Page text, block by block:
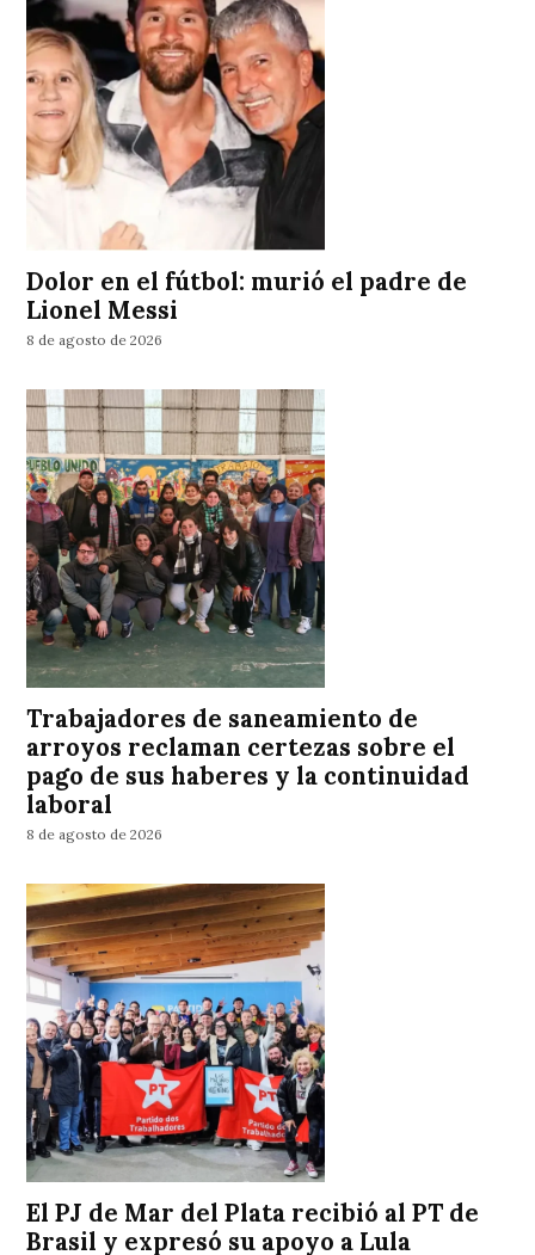
Dolor en el fútbol: murió el padre de
Lionel Messi
8 de agosto de 2026
Trabajadores de saneamiento de
arroyos reclaman certezas sobre el
pago de sus haberes y la continuidad
laboral
8 de agosto de 2026
El PJ de Mar del Plata recibió al PT de
Brasil y expresó su apoyo a Lula